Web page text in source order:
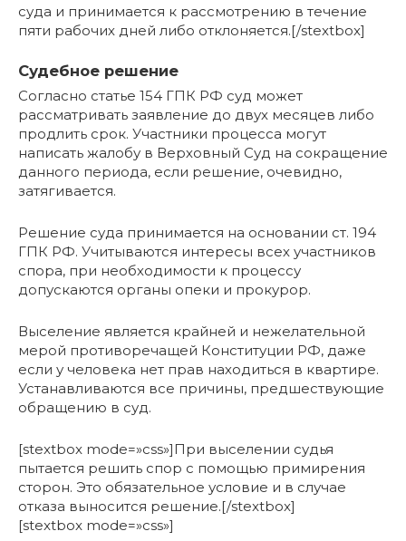
суда и принимается к рассмотрению в течение
пяти рабочих дней либо отклоняется.[/stextbox]
Судебное решение
Согласно статье 154 ГПК РФ суд может
рассматривать заявление до двух месяцев либо
продлить срок. Участники процесса могут
написать жалобу в Верховный Суд на сокращение
данного периода, если решение, очевидно,
затягивается.
Решение суда принимается на основании ст. 194
ГПК РФ. Учитываются интересы всех участников
спора, при необходимости к процессу
допускаются органы опеки и прокурор.
Выселение является крайней и нежелательной
мерой противоречащей Конституции РФ, даже
если у человека нет прав находиться в квартире.
Устанавливаются все причины, предшествующие
обращению в суд.
[stextbox mode=»css»]При выселении судья
пытается решить спор с помощью примирения
сторон. Это обязательное условие и в случае
отказа выносится решение.[/stextbox]
[stextbox mode=»css»]